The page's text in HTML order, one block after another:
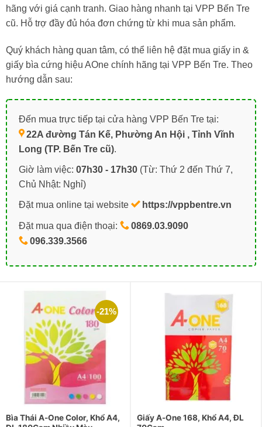
hãng với giá cạnh tranh. Giao hàng nhanh tại VPP Bến Tre
cũ. Hỗ trợ đầy đủ hóa đơn chứng từ khi mua sản phẩm.
Quý khách hàng quan tâm, có thể liên hệ đặt mua giấy in &
giấy bìa cứng hiệu AOne chính hãng tại VPP Bến Tre. Theo
hướng dẫn sau:
Đến mua trực tiếp tại cửa hàng VPP Bến Tre tại:
22A đường Tán Kế, Phường An Hội , Tỉnh Vĩnh
Long (TP. Bến Tre cũ).
Giờ làm việc: 07h30 - 17h30 (Từ: Thứ 2 đến Thứ 7,
Chủ Nhật: Nghỉ)
Đặt mua online tại website https://vppbentre.vn
Đặt mua qua điện thoại:
0869.03.9090
096.339.3566
-21%
Bìa Thái A-One Color, Khổ A4,
Giấy A-One 168, Khổ A4, ĐL